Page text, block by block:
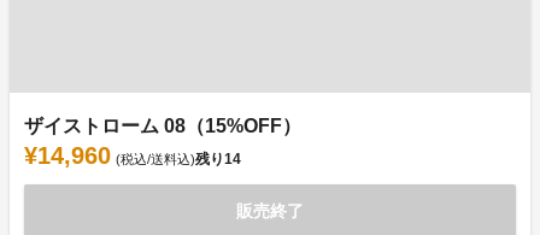
ザイストローム 08（15%OFF）
¥14,960 (税込/送料込)残り14
販売終了